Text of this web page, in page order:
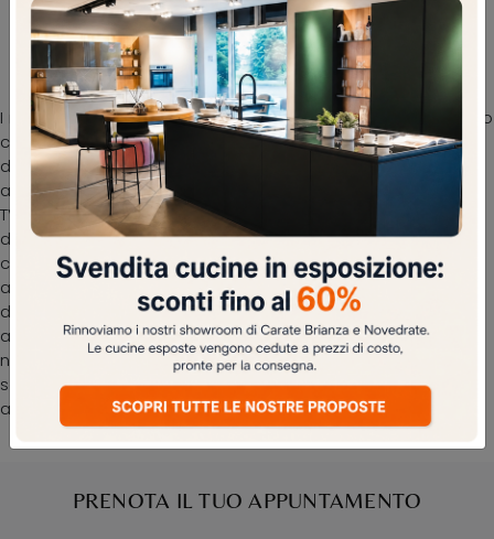
Divano classico in tessuto Medea Special di
Samoa: scopri le proposte più esclusive di
imbottiti lineari
I momenti di relax e convivialità nel living di ogni casa sono
condivisi da amici e parenti per via della presenza di
divani e poltrone ampi e comodi da posizionare in un
angolo, a centro stanza o addossati al muro davanti alla
TV. Conta su una grande varietà di possibilità estetiche,
dalle cromie alle texture, dalle dimensioni alle
conformazioni: i modelli lineari ti attendono. Nelle case
attuali, soprattutto nel living, non mancano mai salotti e
divani, confortevoli pezzi d’arredo fondamentali per
assicurare il comfort tuo e di ogni possibile ospite. In
negozio, consulenti d'arredo esperti ti guideranno nella
scelta delle più esclusive proposte di Salotti classici
anche rivestiti in in tessuto.
PRENOTA IL TUO APPUNTAMENTO